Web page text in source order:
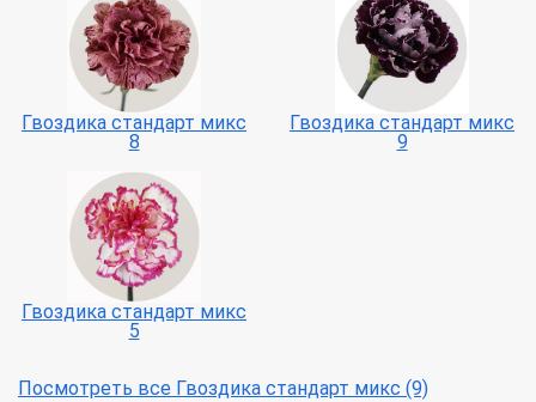
Гвоздика стандарт микс
8
Гвоздика стандарт микс
9
Гвоздика стандарт микс
5
Посмотреть все Гвоздика стандарт микс (9)